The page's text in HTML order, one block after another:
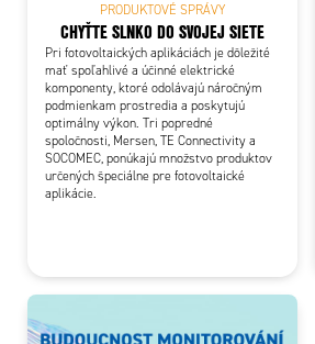
PRODUKTOVÉ SPRÁVY
CHYŤTE SLNKO DO SVOJEJ SIETE
Pri fotovoltaických aplikáciách je dôležité
mať spoľahlivé a účinné elektrické
komponenty, ktoré odolávajú náročným
podmienkam prostredia a poskytujú
optimálny výkon. Tri popredné
spoločnosti, Mersen, TE Connectivity a
SOCOMEC, ponúkajú množstvo produktov
určených špeciálne pre fotovoltaické
aplikácie.